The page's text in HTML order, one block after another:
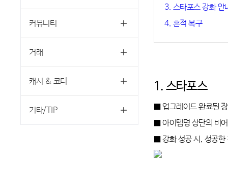
커뮤니티
거래
캐시 & 코디
기타/TIP
3. 스타포스 강화 안
4. 흔적 복구
1. 스타포스
■ 업그레이드 완료된
■ 아이템명 상단의 비
■ 강화 성공 시, 성공